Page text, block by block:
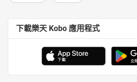
下載樂天 Kobo 應用程式